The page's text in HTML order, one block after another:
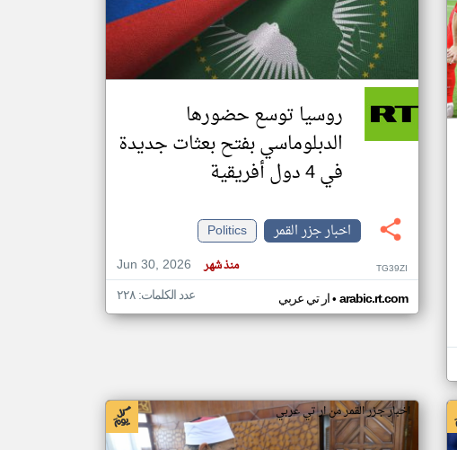
تغيير الدولة
اخبار جزر القمر على مدار الساعة
أهم اخبار جزر القمر العاجلة والمباشرة
روسيا توسع حضورها
الدبلوماسي بفتح بعثات جديدة
في 4 دول أفريقية
اخبار جزر القمر
Politics
Jun 30, 2026
منذ شهر TG39ZI
ار تي عربي• arabic.rt.com عدد الكلمات: ٢٢٨
اخبار جزر القمر من ار تي عربي
klyoum.com